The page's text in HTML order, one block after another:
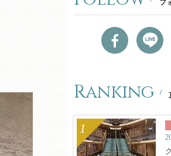
フ
Ranking